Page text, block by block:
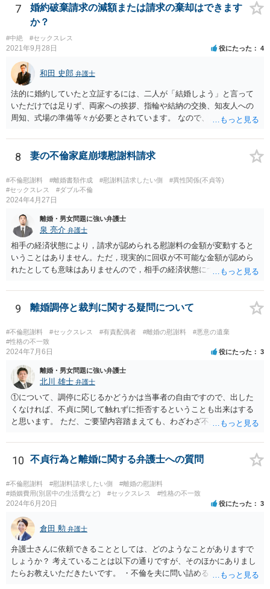
あります。 離婚を希望する場合は、通常は、協議離婚を目指して当人
同士で話し合いをすることから始めますので、話し合いの準備を整え
ることから始めてください。 場合によっては、話し合いの前に別居す
ることも考えられます。 話し合いの準備としては、一般論として、ど
のような条件で離婚するかについて、ご質問者様の希望をまとめた
り、 財産分与等のために必要になる資料を集めたりします。 可能であ
れば、ご依頼になるかは別にして、お近くの弁護士に直接相談して、
話を聞いたうえで進めるといいですよ。 ご参考にしていただければ幸
いです。
7
婚約破棄請求の減額または請求の棄却はできます
か？
#中絶 #セックスレス
2021年9月28日 役にたった 4
和田 史郎 弁護士
法的に婚約していたと立証するには、二人が「結婚しよう」と言って
いただけでは足りず、両家への挨拶、指輪や結納の交換、知友人への
周知、式場の準備等々が必要とされています。 なので、ご記載の内容
士に依頼して、相手の請求を拒否する旨の回答をするのが良いかと思
います。
8 妻の不倫家庭崩壊慰謝料請求
#不倫慰謝料 #離婚書類作成 #慰謝料請求したい側
#異性関係(不貞等)
#セックスレス
#ダブル不倫
2024年4月27日
離婚・男女問題に強い弁護士
泉 亮介 弁護士
相手の経済状態により，請求が認められる慰謝料の金額が変動すると
いうことはありません。ただ，現実的に回収が不可能な金額が認めら
れたとしても意味はありませんので，相手の経済状態については考慮
謝料と離婚慰謝料については，不貞慰謝料の中で離婚をすることとな
った点についても含めて金額を算定するケースが多いかと思われま
す。実質的に同じ事情をベースに算定されていることが多いかと思わ
れますので，不貞慰謝料として離婚に至った点についても含めた慰謝
料の支払いを受けた上で，不貞により離婚となったことの慰謝料を配
偶者に別途請求することとなると事実上二重取りと評価される可能性
があるかと思われます。
9 離婚調停と裁判に関する疑問について
#不倫慰謝料 #セックスレス #有責配偶者 #離婚の慰謝料
#悪意の遺棄
#性格の不一致
2024年7月6日 役にたった 3
離婚・男女問題に強い弁護士
北川 雄士 弁護士
①について、調停に応じるかどうかは当事者の自由ですので、出した
くなければ、不貞に関して触れずに拒否するということも出来はする
と思います。 ただ、ご要望内容踏まえても、わざわざ不貞に触れない
償のこともあるので、不貞についてしっかりと主張する方針で進めて
も良いように思われます。 ②セックスレスと不貞と言っても、事案に
よって程度・経緯等様々ですので、一概にどのように判断されるとは
断言できません。 当該事案で、結局夫婦関係を破綻させた原因が何だ
ったと判断されるか次第です。 ただ、不貞があって出て行ったと認定
された場合、それまで夫婦として一応生活をしてきていたとなると、
不貞以前に夫婦関係が破綻していたと立証するのは一般に難しいよう
にも思われます。 また、有責配偶者となると、有責配偶者側からの離
婚請求は一般に困難となります。 ただ、法律等で何年と具体的に決ま
っている訳ではないので、お子様の状況を含めた経緯等含めて、裁判
所が有責配偶者からの請求であっても離婚を認めるべきであるかを判
断することになります。 いずれにせよ、実際に不貞があったことを示
10 不貞行為と離婚に関する弁護士への質問
#不倫慰謝料 #慰謝料請求したい側
#離婚の慰謝料
#婚姻費用(別居中の生活費など)
#セックスレス #性格の不一致
2024年6月20日 役にたった 3
倉田 勲 弁護士
弁護士さんに依頼できることとしては、どのようなことがありますで
しょうか？ 考えていることは以下の通りですが、そのほかにありまし
たらお教えいただきたいです。 ・不倫を夫に問い詰めるときに弁護士